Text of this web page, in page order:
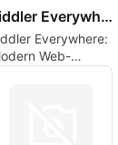
Fiddler Everywhere
Everywhere:
Web-
Proxy